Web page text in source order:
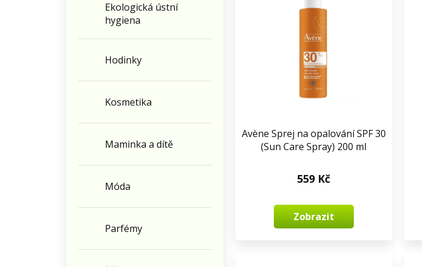
Ekologická ústní
hygiena
Hodinky
Kosmetika
Maminka a dítě
Móda
Parfémy
Avène Sprej na opalování SPF 30
(Sun Care Spray) 200 ml
559 Kč
Zobrazit